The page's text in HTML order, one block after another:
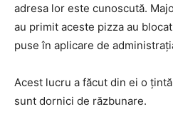
adresa lor este cunoscută.
au primit aceste pizza au
puse în aplicare de
Acest lucru a făcut din ei o
sunt dornici de răzbunare.